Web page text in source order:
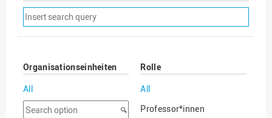
Remove
search
filter
Organisationseinheiten
All
Search
Rolle
All
Professor*innen